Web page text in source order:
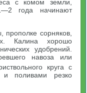
с комом земли,
года начинают
прополке сорняков,
Калина хорошо
удобрений.
навоза или
круга с
поливами резко